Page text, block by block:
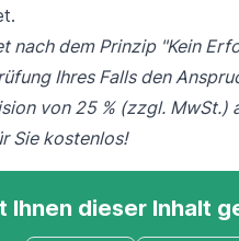
nach dem Prinzip "Kein
Ihres Falls den
von 25 % (zzgl.
Sie kostenlos!
Ihnen dieser Inhalt